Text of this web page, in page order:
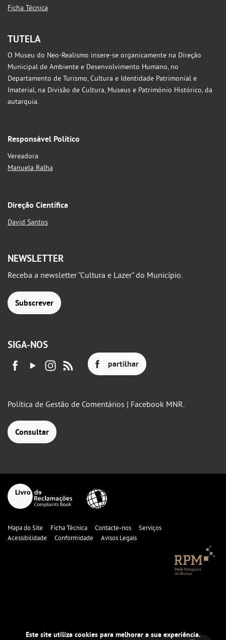
Ficha Técnica
TUTELA
O Museu do Neo-Realismo insere-se organicamente na Direção
Municipal de Ambiente e Desenvolvimento Humano, no
Departamento de Turismo, Cultura e Identidade Patrimonial e
Imaterial, na Divisão de Cultura, Museus e Património Histórico, da
autarquia.
Responsável Político
Vereadora
Manuela Ralha
Direção Científica
David Santos
NEWSLETTER
Receba a newsletter “Cultura e Lazer" do Município.
Subscrever
SIGA-NOS
partilhar
Política de Gestão de Comentários | Facebook MNR.
Consultar
Mapa do Site Ficha Técnica Contacte-nos
Serviços
Acessibilidade
Conformidade Avisos Legais